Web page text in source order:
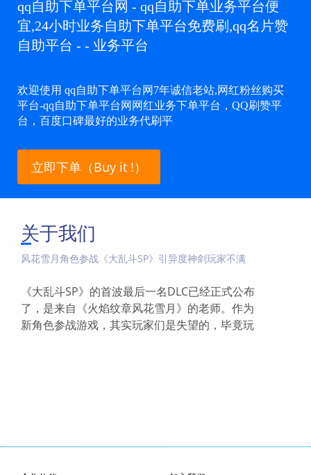
qq自助下单平台网 - qq自助下单业务平台便
宜,24小时业务自助下单平台免费刷,qq名片赞
自助平台 - - 业务平台
欢迎使用 qq自助下单平台网7年诚信老站,网红粉丝购买
平台-qq自助下单平台网网红业务下单平台，QQ刷赞平
台，百度口碑最好的业务代刷平
立即下单（Buy it !）
关于我们
风花雪月角色参战《大乱斗SP》引异度神剑玩家不满
《大乱斗SP》的首波最后一名DLC已经正式公布
了，是来自《火焰纹章风花雪月》的老师。作为
新角色参战游戏，其实玩家们是失望的，毕竟玩